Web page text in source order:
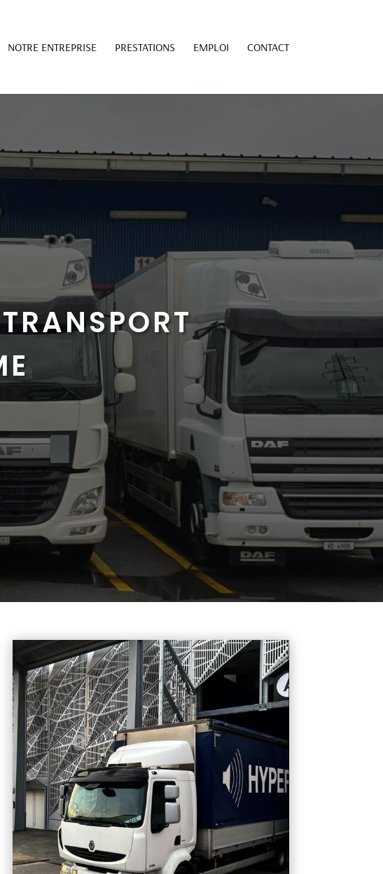
NOTRE ENTREPRISE PRESTATIONS EMPLOI CONTACT